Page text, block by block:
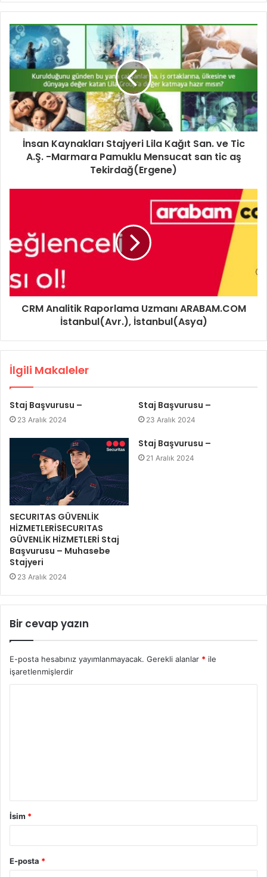
İnsan Kaynakları Stajyeri Lila Kağıt San. ve Tic
A.Ş. -Marmara Pamuklu Mensucat san tic aş
Tekirdağ(Ergene)
CRM Analitik Raporlama Uzmanı ARABAM.COM
İstanbul(Avr.), İstanbul(Asya)
İlgili Makaleler
Staj Başvurusu –
23 Aralık 2024
Staj Başvurusu –
23 Aralık 2024
SECURITAS GÜVENLİK
HİZMETLERİSECURITAS
GÜVENLİK HİZMETLERİ Staj
Başvurusu – Muhasebe
Stajyeri
23 Aralık 2024
Staj Başvurusu –
21 Aralık 2024
Bir cevap yazın
E-posta hesabınız yayımlanmayacak. Gerekli alanlar * ile
işaretlenmişlerdir
İsim *
E-posta *